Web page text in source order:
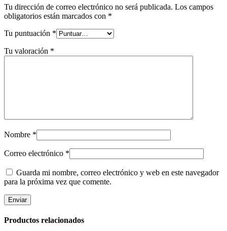
Tu dirección de correo electrónico no será publicada. Los campos
obligatorios están marcados con *
Tu puntuación *
Tu valoración *
Nombre *
Correo electrónico *
Guarda mi nombre, correo electrónico y web en este navegador
para la próxima vez que comente.
Productos relacionados